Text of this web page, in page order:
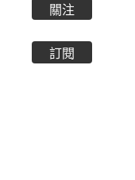
關注
訂閱